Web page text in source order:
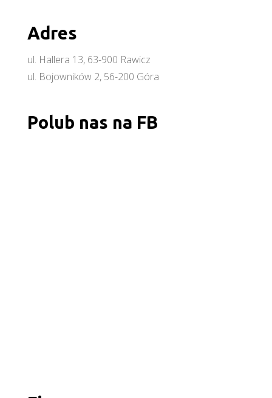
Adres
ul. Hallera 13, 63-900 Rawicz
ul. Bojowników 2, 56-200 Góra
Polub nas na FB